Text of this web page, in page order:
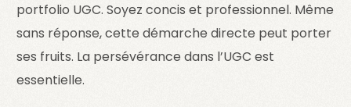
portfolio UGC. Soyez concis et professionnel. Même
sans réponse, cette démarche directe peut porter
ses fruits. La persévérance dans l’UGC est
essentielle.